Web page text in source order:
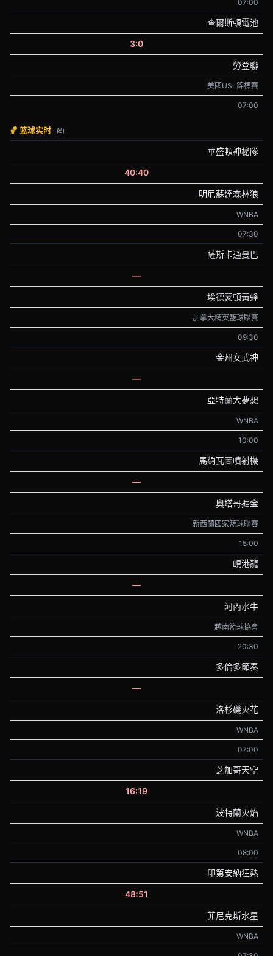
07:00
查爾斯頓電池
3:0
勞登聯
美國USL錦標賽
07:00
🏀 篮球实时 (8)
華盛頓神秘隊
40:40
明尼蘇達森林狼
WNBA
07:30
薩斯卡通曼巴
—
埃德蒙頓黃蜂
加拿大精英籃球聯賽
09:30
金州女武神
—
亞特蘭大夢想
WNBA
10:00
馬納瓦圖噴射機
—
奧塔哥掘金
新西蘭國家籃球聯賽
15:00
峴港龍
—
河內水牛
越南籃球協會
20:30
多倫多節奏
—
洛杉磯火花
WNBA
07:00
芝加哥天空
16:19
波特蘭火焰
WNBA
08:00
印第安納狂熱
48:51
菲尼克斯水星
WNBA